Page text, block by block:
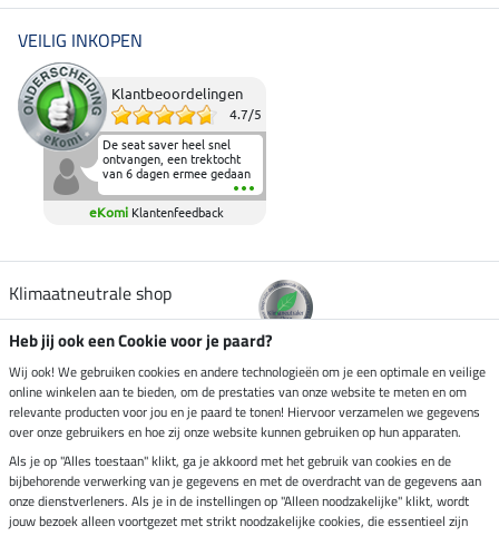
VEILIG INKOPEN
Klantbeoordelingen
4.7/5
De seat saver heel snel
ontvangen, een trektocht
van 6 dagen ermee gedaan
en deze heeft de beproeving
fantastisch doorstaan.
Heerlijk zacht om op te
elkaar in het zadel.
eKomi Klantenfeedback
Klimaatneutrale shop
Verzending per
Veilig betalen met
Heb jij ook een Cookie voor je paard?
Wij ook! We gebruiken cookies en andere technologieën om je een optimale en veilige
online winkelen aan te bieden, om de prestaties van onze website te meten en om
relevante producten voor jou en je paard te tonen! Hiervoor verzamelen we gegevens
over onze gebruikers en hoe zij onze website kunnen gebruiken op hun apparaten.
Als je op "Alles toestaan" klikt, ga je akkoord met het gebruik van cookies en de
bijbehorende verwerking van je gegevens en met de overdracht van de gegevens aan
onze dienstverleners. Als je in de instellingen op "Alleen noodzakelijke" klikt, wordt
jouw bezoek alleen voortgezet met strikt noodzakelijke cookies, die essentieel zijn